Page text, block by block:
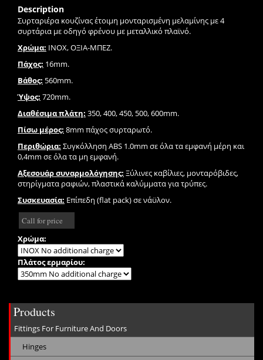
Description
Συρταριέρα κουζίνας έτοιμη μονταρισμένη μελαμίνης με 4
συρτάρια με οδηγό φρένου με μεταλλικό πλαϊνό.
Χρώμα: INOX, ΟΞΙΑ-ΜΠΕΖ.
Πάχος: 16mm.
Βάθος: 560mm.
Ύψος: 720mm.
Διαθέσιμα πλάτη: 350, 400, 450, 500, 600mm.
Πίσω μέρος: 8mm πάχος συρταρωτό.
Περιθώρια: Συγκόλληση ABS 1.0mm σε όλα τα εμφανή μέρη και
0,4mm σε όλα τα μη εμφανή.
Αξεσουάρ συναρμολόγησης: Ξύλινες καβίλιες, μονταρόβιδες,
στηρίγματα ραφιών, πλαστικά καλύμματα για τρύπες.
Συσκευασία: Επίπεδη (flat pack) σε νάϋλον.
Call for price
Χρώμα:
Πλάτος ερμαρίου:
Products
Fittings For Furniture And Doors
Hinges